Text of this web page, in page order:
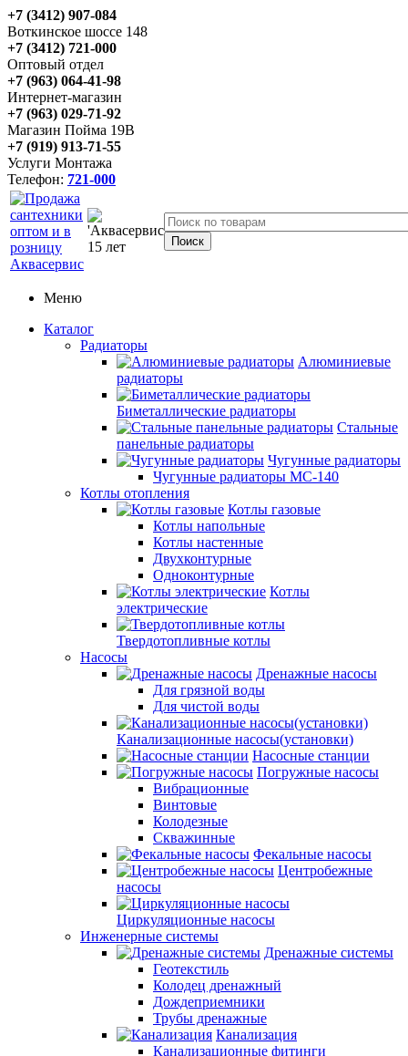
+7 (3412) 907-084
Воткинское шоссе 148
+7 (3412) 721-000
Оптовый отдел
+7 (963) 064-41-98
Интернет-магазин
+7 (963) 029-71-92
Магазин Пойма 19В
+7 (919) 913-71-55
Услуги Монтажа
Телефон: 721-000
Меню
Каталог
Радиаторы
Алюминиевые
радиаторы
Биметаллические радиаторы
Стальные
панельные радиаторы
Чугунные радиаторы
Чугунные радиаторы МС-140
Котлы отопления
Котлы газовые
Котлы напольные
Котлы настенные
Двухконтурные
Одноконтурные
Котлы
электрические
Твердотопливные котлы
Насосы
Дренажные насосы
Для грязной воды
Для чистой воды
Канализационные насосы(установки)
Насосные станции
Погружные насосы
Вибрационные
Винтовые
Колодезные
Скважинные
Фекальные насосы
Центробежные
насосы
Циркуляционные насосы
Инженерные системы
Дренажные системы
Геотекстиль
Колодец дренажный
Дождеприемники
Трубы дренажные
Канализация
Канализационные фитинги